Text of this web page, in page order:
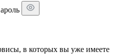
в которых вы уже имеете